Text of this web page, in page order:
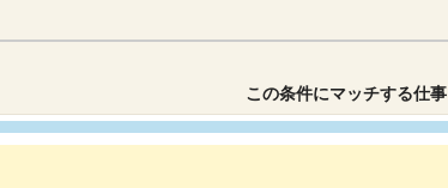
この条件にマッチする仕事